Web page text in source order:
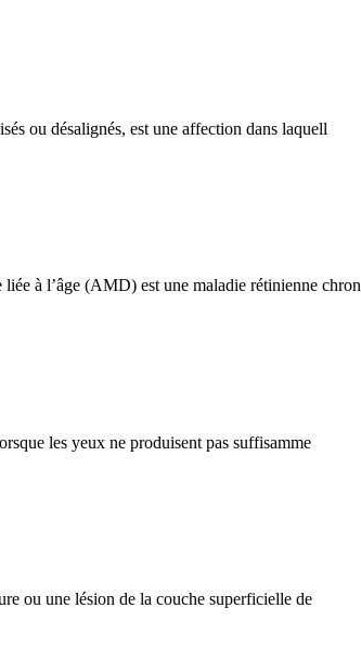
ou désalignés, est une affection dans laquell
à l’âge (AMD) est une maladie rétinienne chron
les yeux ne produisent pas suffisamme
ou une lésion de la couche superficielle de